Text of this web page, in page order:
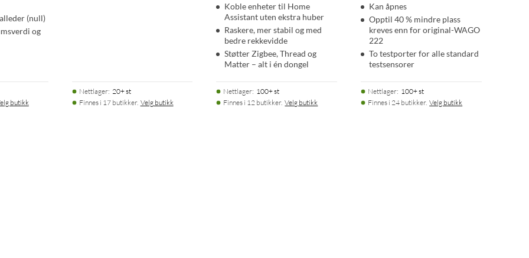
(null)
og
butikk
Nettlager: 20+ st
Finnes i 17 butikker. Velg butikk
Koble enheter til Home
Assistant uten ekstra huber
Raskere, mer stabil og med
bedre rekkevidde
Støtter Zigbee, Thread og
Matter – alt i én dongel
Nettlager: 100+ st
Finnes i 12 butikker. Velg butikk
Kan åpnes
Opptil 40 % mindre plass
kreves enn for original-WAGO
222
To testporter for alle standard
testsensorer
Nettlager: 100+ st
Finnes i 24 butikker. Velg butikk